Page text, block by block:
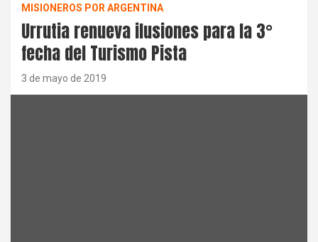
MISIONEROS POR ARGENTINA
Urrutia renueva ilusiones para la 3°
fecha del Turismo Pista
3 de mayo de 2019